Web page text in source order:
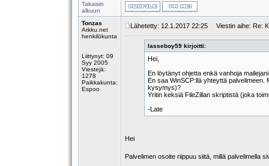
Takaisin
alkuun
Tonzas
Arkku.net
henkilökunta
Liittynyt: 09
Syy 2005
Viestejä:
1278
Paikkakunta:
Espoo
Lähetetty: 12.1.2017 22:25 Viestin aihe: Re:
lasseboy59 kirjoitti:
Hei,
En löytänyt ohjetta enkä vanhoja
En saa WinSCP:llä yhteyttä
kysymys)?
Yritin keksiä FileZillan skriptistä (joka
-Late
Hei
Palvelimen osoite riippuu siitä, millä palvelimella